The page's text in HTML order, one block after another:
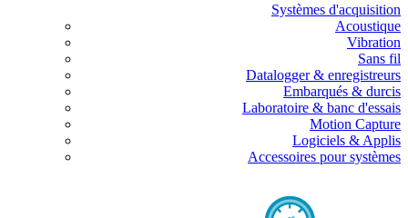
Systèmes d'acquisition
Acoustique
Vibration
Sans fil
Datalogger & enregistreurs
Embarqués & durcis
Laboratoire & banc d'essais
Motion Capture
Logiciels & Applis
Accessoires pour systèmes